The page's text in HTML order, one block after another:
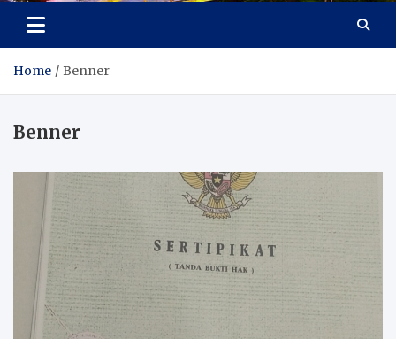
Home Benner
Benner